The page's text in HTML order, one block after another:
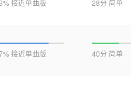
接近单曲版 28分 简单
接近单曲版 40分 简单